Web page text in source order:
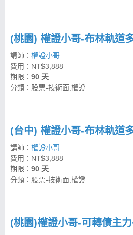
(桃園) 權證小哥-布林軌道
講師： 權證小哥
費用：NT$3,888
期限： 90 天
分類：股票-技術面,權證
(台中) 權證小哥-布林軌道
講師： 權證小哥
費用：NT$3,888
期限： 90 天
分類：股票-技術面,權證
(桃園)權證小哥-可轉債主